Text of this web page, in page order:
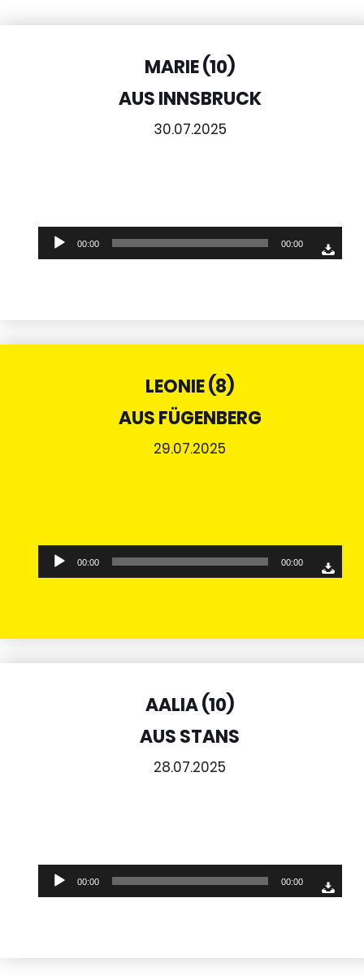
MARIE (10)
AUS INNSBRUCK
30.07.2025
Audio-
Player
00:00 00:00
LEONIE (8)
AUS FÜGENBERG
29.07.2025
Audio-
Player
00:00 00:00
AALIA (10)
AUS STANS
28.07.2025
Audio-
Player
00:00 00:00